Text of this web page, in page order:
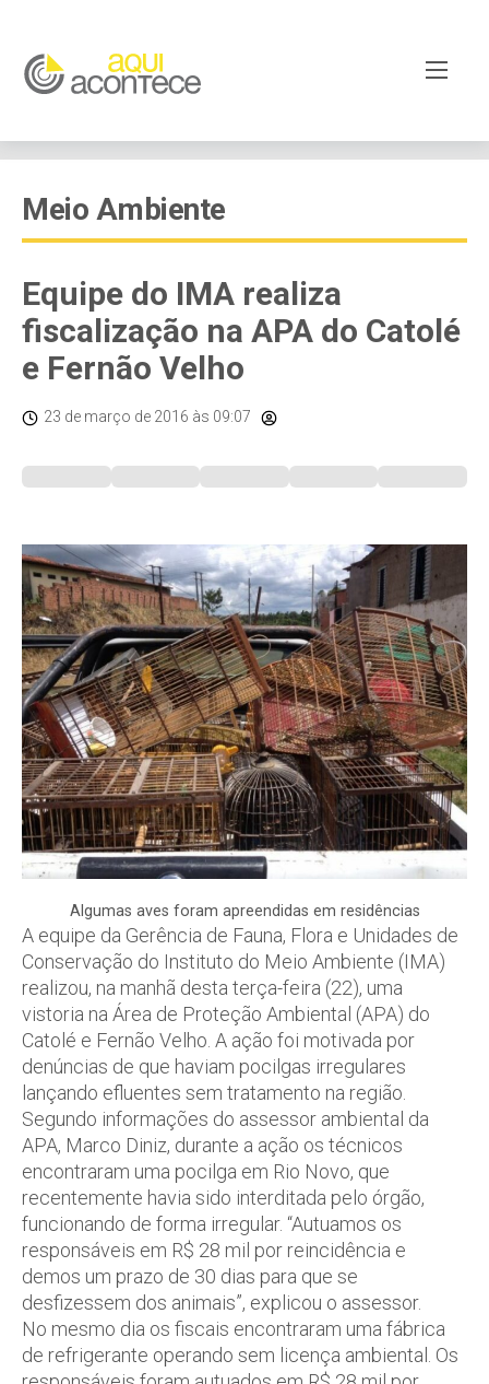
Meio Ambiente
Equipe do IMA realiza
fiscalização na APA do Catolé
e Fernão Velho
23 de março de 2016 às 09:07
Algumas aves foram apreendidas em residências
A equipe da Gerência de Fauna, Flora e Unidades de
Conservação do Instituto do Meio Ambiente (IMA)
realizou, na manhã desta terça-feira (22), uma
vistoria na Área de Proteção Ambiental (APA) do
Catolé e Fernão Velho. A ação foi motivada por
denúncias de que haviam pocilgas irregulares
lançando efluentes sem tratamento na região.
Segundo informações do assessor ambiental da
APA, Marco Diniz, durante a ação os técnicos
encontraram uma pocilga em Rio Novo, que
recentemente havia sido interditada pelo órgão,
funcionando de forma irregular. “Autuamos os
responsáveis em R$ 28 mil por reincidência e
demos um prazo de 30 dias para que se
desfizessem dos animais”, explicou o assessor.
No mesmo dia os fiscais encontraram uma fábrica
de refrigerante operando sem licença ambiental. Os